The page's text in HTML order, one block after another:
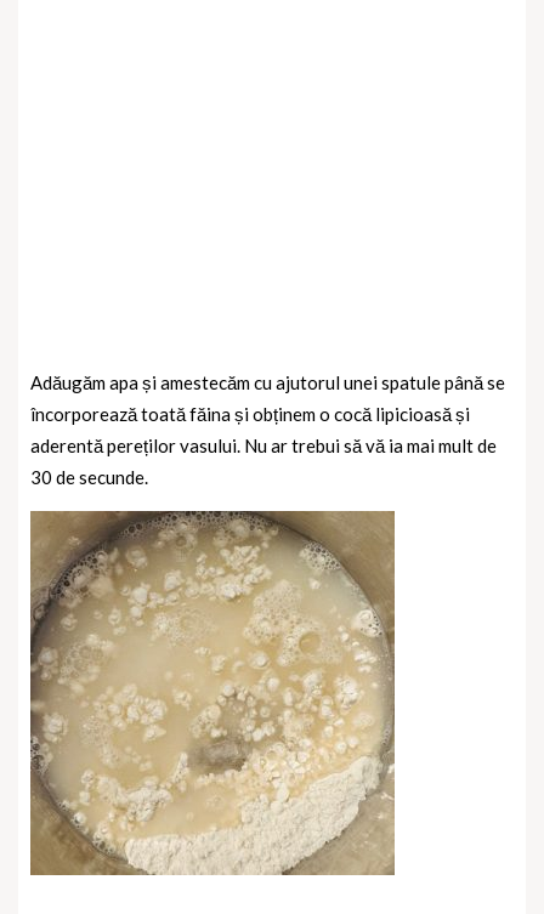
Adăugăm apa și amestecăm cu ajutorul unei spatule până se
încorporează toată făina și obținem o cocă lipicioasă și
aderentă pereților vasului. Nu ar trebui să vă ia mai mult de
30 de secunde.